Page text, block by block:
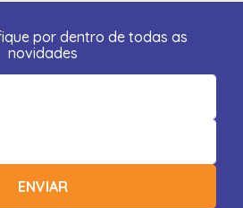
por dentro de todas as
novidades
ENVIAR